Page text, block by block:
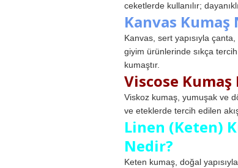
ceketlerde kullanılır;
Kanvas Kumaş
Kanvas, sert yapısıyla
giyim ürünlerinde sıkça
kumaştır.
Viscose Kumaş
Viskoz kumaş, yumuşak ve
ve eteklerde tercih edilen
Linen (Keten)
Nedir?
Keten kumaş, doğal